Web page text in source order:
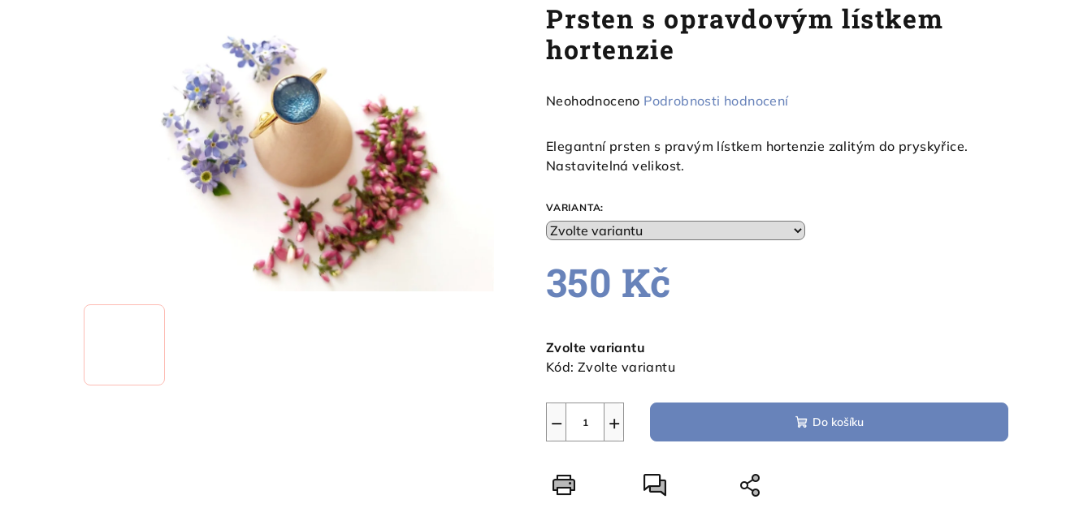
Prsten s opravdovým lístkem
hortenzie
Průměrné
produktu
je
5
hvězdiček.
Neohodnoceno Podrobnosti hodnocení
Elegantní prsten s pravým lístkem hortenzie zalitým do pryskyřice.
Nastavitelná velikost.
VARIANTA:
350 Kč
cena:
Zvolte variantu
Kód: Zvolte variantu
+
− Do košíku